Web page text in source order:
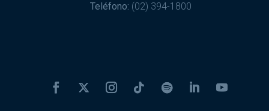
Teléfono: (02) 394-1800